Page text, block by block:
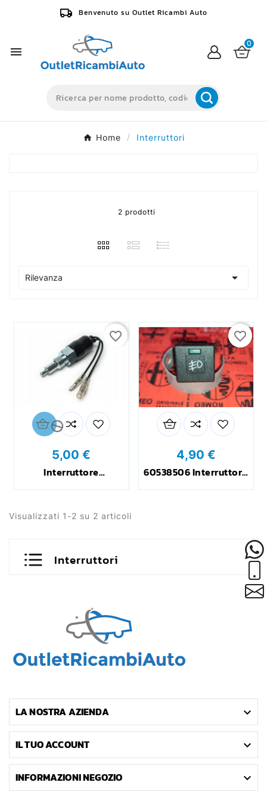
Benvenuto su Outlet Ricambi Auto

0
Home Interruttori
2 prodotti
Rilevanza 

5,00 €
Interruttore
Acclaim - Honda
favorite_border
4,90 €
60538506 Interruttore
Romeo 33
favorite_border
Visualizzati 1-2 su 2 articoli
Interruttori
LA NOSTRA AZIENDA 
IL TUO ACCOUNT 
INFORMAZIONI NEGOZIO 